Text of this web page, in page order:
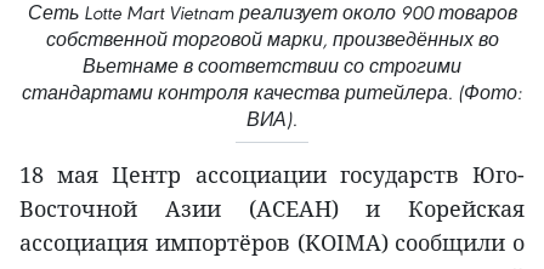
Сеть Lotte Mart Vietnam реализует около 900 товаров
собственной торговой марки, произведённых во
Вьетнаме в соответствии со строгими
стандартами контроля качества ритейлера. (Фото:
ВИА).
18 мая Центр ассоциации государств Юго-
Восточной Азии (АСЕАН) и Корейская
ассоциация импортёров (KOIMA) сообщили о